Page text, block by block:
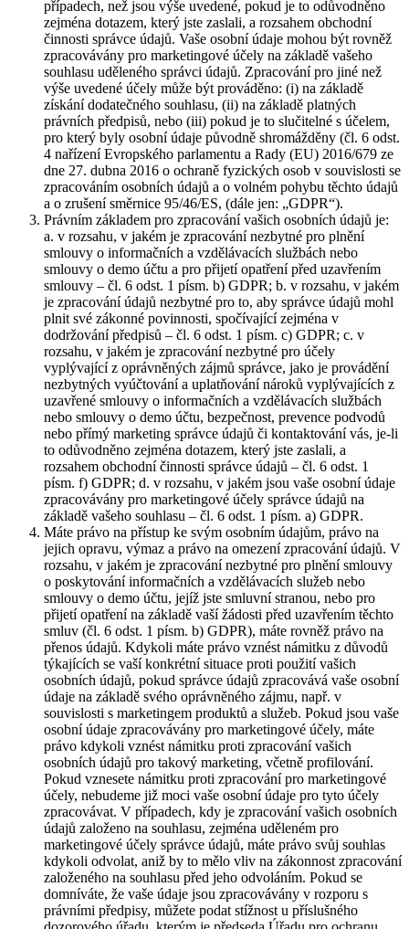
případech, než jsou výše uvedené, pokud je to odůvodněno
zejména dotazem, který jste zaslali, a rozsahem obchodní
činnosti správce údajů. Vaše osobní údaje mohou být rovněž
zpracovávány pro marketingové účely na základě vašeho
souhlasu uděleného správci údajů. Zpracování pro jiné než
výše uvedené účely může být prováděno: (i) na základě
získání dodatečného souhlasu, (ii) na základě platných
právních předpisů, nebo (iii) pokud je to slučitelné s účelem,
pro který byly osobní údaje původně shromážděny (čl. 6 odst.
4 nařízení Evropského parlamentu a Rady (EU) 2016/679 ze
dne 27. dubna 2016 o ochraně fyzických osob v souvislosti se
zpracováním osobních údajů a o volném pohybu těchto údajů
a o zrušení směrnice 95/46/ES, (dále jen: „GDPR“).
Právním základem pro zpracování vašich osobních údajů je:
a. v rozsahu, v jakém je zpracování nezbytné pro plnění
smlouvy o informačních a vzdělávacích službách nebo
smlouvy o demo účtu a pro přijetí opatření před uzavřením
smlouvy – čl. 6 odst. 1 písm. b) GDPR; b. v rozsahu, v jakém
je zpracování údajů nezbytné pro to, aby správce údajů mohl
plnit své zákonné povinnosti, spočívající zejména v
dodržování předpisů – čl. 6 odst. 1 písm. c) GDPR; c. v
rozsahu, v jakém je zpracování nezbytné pro účely
vyplývající z oprávněných zájmů správce, jako je provádění
nezbytných vyúčtování a uplatňování nároků vyplývajících z
uzavřené smlouvy o informačních a vzdělávacích službách
nebo smlouvy o demo účtu, bezpečnost, prevence podvodů
nebo přímý marketing správce údajů či kontaktování vás, je-li
to odůvodněno zejména dotazem, který jste zaslali, a
rozsahem obchodní činnosti správce údajů – čl. 6 odst. 1
písm. f) GDPR; d. v rozsahu, v jakém jsou vaše osobní údaje
zpracovávány pro marketingové účely správce údajů na
základě vašeho souhlasu – čl. 6 odst. 1 písm. a) GDPR.
Máte právo na přístup ke svým osobním údajům, právo na
jejich opravu, výmaz a právo na omezení zpracování údajů. V
rozsahu, v jakém je zpracování nezbytné pro plnění smlouvy
o poskytování informačních a vzdělávacích služeb nebo
smlouvy o demo účtu, jejíž jste smluvní stranou, nebo pro
přijetí opatření na základě vaší žádosti před uzavřením těchto
smluv (čl. 6 odst. 1 písm. b) GDPR), máte rovněž právo na
přenos údajů. Kdykoli máte právo vznést námitku z důvodů
týkajících se vaší konkrétní situace proti použití vašich
osobních údajů, pokud správce údajů zpracovává vaše osobní
údaje na základě svého oprávněného zájmu, např. v
souvislosti s marketingem produktů a služeb. Pokud jsou vaše
osobní údaje zpracovávány pro marketingové účely, máte
právo kdykoli vznést námitku proti zpracování vašich
osobních údajů pro takový marketing, včetně profilování.
Pokud vznesete námitku proti zpracování pro marketingové
účely, nebudeme již moci vaše osobní údaje pro tyto účely
zpracovávat. V případech, kdy je zpracování vašich osobních
údajů založeno na souhlasu, zejména uděleném pro
marketingové účely správce údajů, máte právo svůj souhlas
kdykoli odvolat, aniž by to mělo vliv na zákonnost zpracování
založeného na souhlasu před jeho odvoláním. Pokud se
domníváte, že vaše údaje jsou zpracovávány v rozporu s
právními předpisy, můžete podat stížnost u příslušného